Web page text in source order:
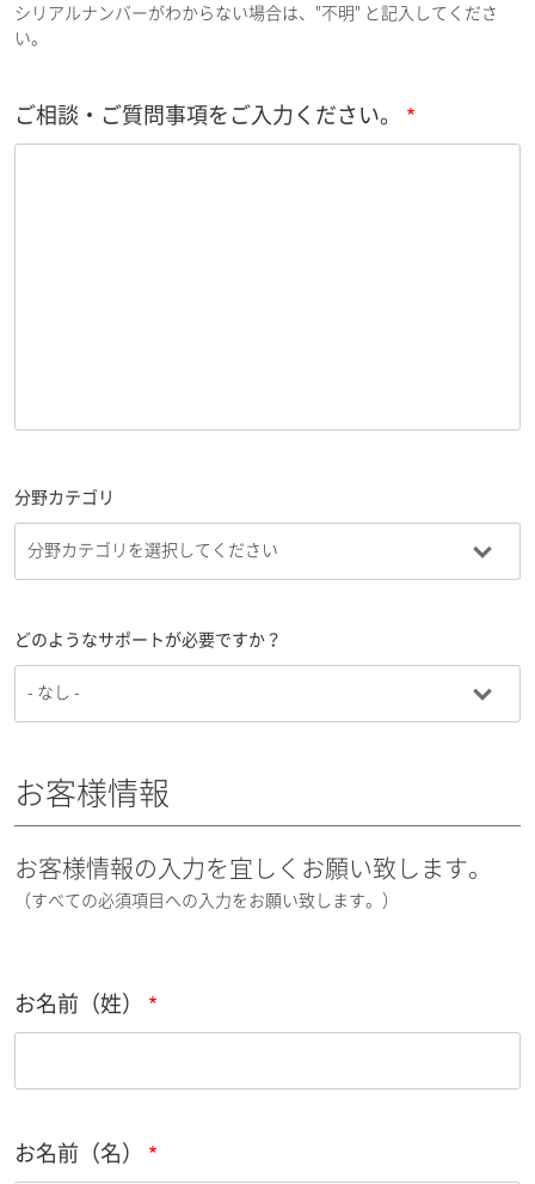
シリアルナンバーがわからない場合は、"不明" と記入してくださ
い。
ご相談・ご質問事項をご入力ください。
分野カテゴリ
どのようなサポートが必要ですか？
お客様情報
お客様情報の入力を宜しくお願い致します。
（すべての必須項目への入力をお願い致します。）
お名前（姓）
お名前（名）